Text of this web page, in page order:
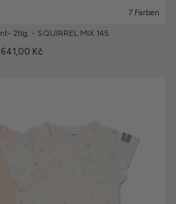
7 Farben
2tlg. - SQUIRREL MIX 145
641,00 Kč